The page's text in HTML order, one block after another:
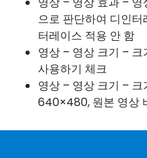
으로 판단하여 디인
터레이스 적용 안 함
영상 – 영상 크기 –
사용하기 체크
영상 – 영상 크기 –
640×480, 원본 영상